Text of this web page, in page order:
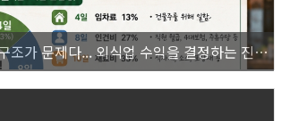
재료비가 아니라 구조가 문제다... 외식업 수익을 결정하는 진짜 숫자의 비밀